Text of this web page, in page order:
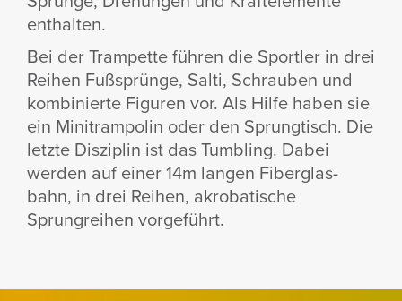
enthalten.
Bei der Tram­pette führen die Sportler in drei
Reihen Fußsprünge, Salti, Schrauben und
kombi­nierte Figuren vor. Als Hilfe haben sie
ein Mini­tram­polin oder den Sprung­tisch. Die
letzte Diszi­plin ist das Tumbling. Dabei
werden auf einer 14m langen Fiber­glas­
bahn, in drei Reihen, akro­ba­ti­sche
Sprungreihen vorge­führt.